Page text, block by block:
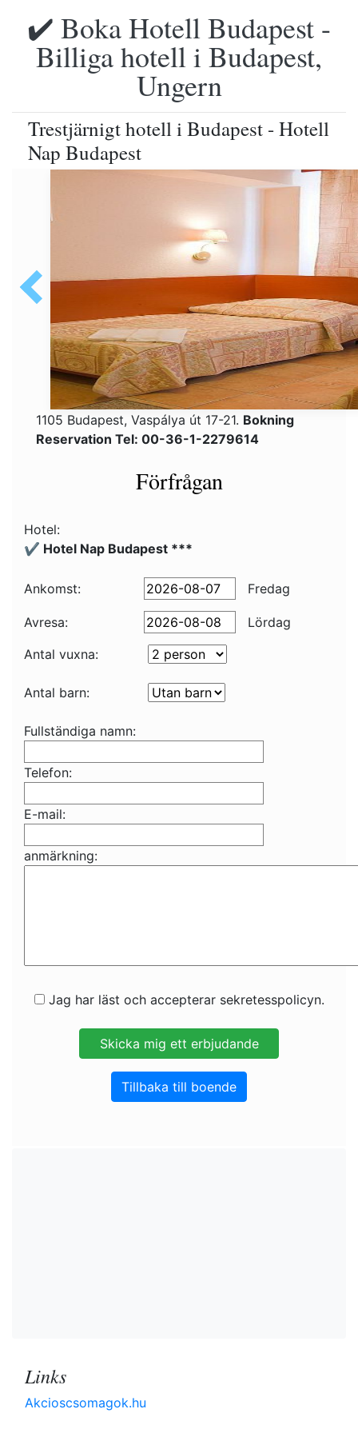
✔️ Boka Hotell Budapest -
Billiga hotell i Budapest,
Ungern
Trestjärnigt hotell i Budapest - Hotell
Nap Budapest
1105 Budapest, Vaspálya út 17-21. Bokning
Reservation Tel: 00-36-1-2279614
Förfrågan
Hotel:
✔️ Hotel Nap Budapest ***
Ankomst: Fredag
Avresa:
Lördag
Antal vuxna:
Antal barn:
Fullständiga namn:
Telefon:
E-mail:
anmärkning:
Jag har läst och accepterar sekretesspolicyn.
Tillbaka till boende
Links
Akcioscsomagok.hu